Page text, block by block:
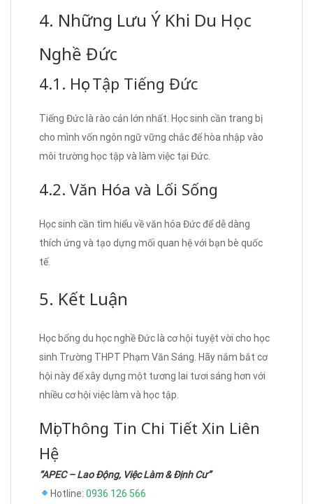
4. Những Lưu Ý Khi Du Học
Nghề Đức
4.1. Học Tập Tiếng Đức
Tiếng Đức là rào cản lớn nhất. Học sinh cần trang bị
cho mình vốn ngôn ngữ vững chắc để hòa nhập vào
môi trường học tập và làm việc tại Đức.
4.2. Văn Hóa và Lối Sống
Học sinh cần tìm hiểu về văn hóa Đức để dễ dàng
thích ứng và tạo dựng mối quan hệ với bạn bè quốc
tế.
5. Kết Luận
Học bổng du học nghề Đức là cơ hội tuyệt vời cho học
sinh Trường THPT Phạm Văn Sáng. Hãy nắm bắt cơ
hội này để xây dựng một tương lai tươi sáng hơn với
nhiều cơ hội việc làm và học tập.
Mọi Thông Tin Chi Tiết Xin Liên
Hệ
“APEC – Lao Động, Việc Làm & Định Cư”
Hotline: 0936 126 566